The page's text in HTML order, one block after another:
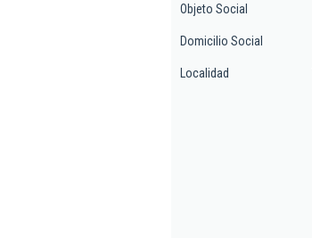
Objeto Social
Domicilio Social
Localidad